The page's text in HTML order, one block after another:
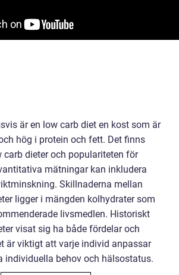
är en low carb diet en kost som är
hög i protein och fett. Det finns
carb dieter och populariteten för
mätningar kan inkludera
Skillnaderna mellan
ligger i mängden kolhydrater som
livsmedlen. Historiskt
visat sig ha både fördelar och
är viktigt att varje individ anpassar
individuella behov och hälsostatus.